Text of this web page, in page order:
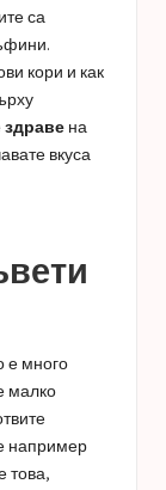
са
кори и как
здраве на
вкуса
е много
малко
например
това,